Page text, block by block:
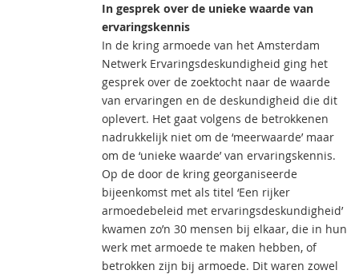
In gesprek over de unieke waarde van
ervaringskennis
In de kring armoede van het Amsterdam
Netwerk Ervaringsdeskundigheid ging het
gesprek over de zoektocht naar de waarde
van ervaringen en de deskundigheid die dit
oplevert. Het gaat volgens de betrokkenen
nadrukkelijk niet om de ‘meerwaarde’ maar
om de ‘unieke waarde’ van ervaringskennis.
Op de door de kring georganiseerde
bijeenkomst met als titel ‘Een rijker
armoedebeleid met ervaringsdeskundigheid’
kwamen zo’n 30 mensen bij elkaar, die in hun
werk met armoede te maken hebben, of
betrokken zijn bij armoede. Dit waren zowel